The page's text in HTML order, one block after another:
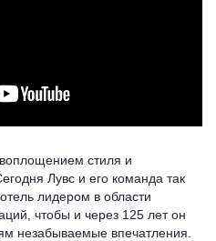
стиля и
Лувс и его команда так
лидером в области
чтобы и через 125 лет он
незабываемые впечатления.